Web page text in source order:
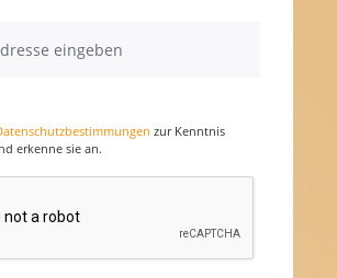
zur Kenntnis
erkenne sie an.